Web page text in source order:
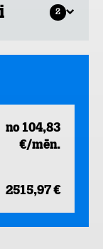
2
no 104,83
€/mēn.
2515,97 €